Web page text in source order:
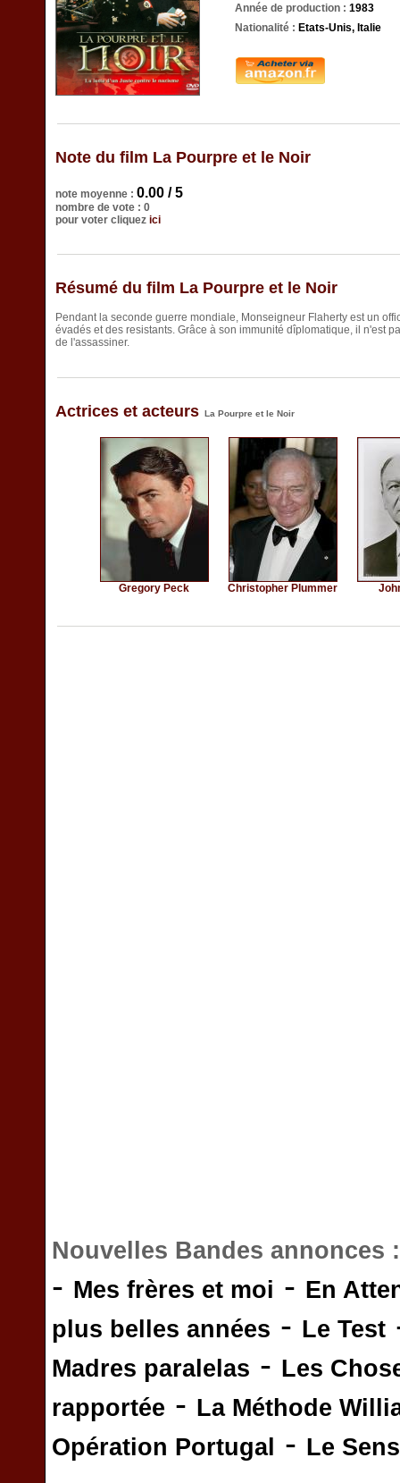
Année de production : 1983
Nationalité : Etats-Unis, Italie
Note du film La Pourpre et le Noir
note moyenne : 0.00 / 5
nombre de vote : 0
pour voter cliquez ici
Résumé du film La Pourpre et le Noir
Pendant la seconde guerre mondiale, Monseigneur Flaherty est un
évadés et des resistants. Grâce à son immunité dîplomatique, il n'est
de l'assassiner.
Actrices et acteurs La Pourpre et le Noir
Gregory Peck Christopher Plummer
Nouvelles Bandes annonces
- Mes frères et moi - En
plus belles années - Le Test
Madres paralelas - Les
rapportée - La Méthode
Opération Portugal
- Le